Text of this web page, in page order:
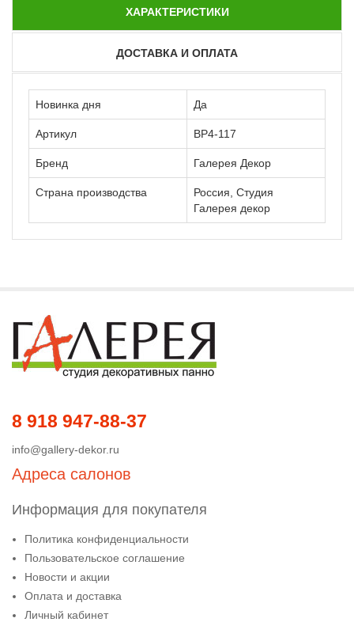
ХАРАКТЕРИСТИКИ
ДОСТАВКА И ОПЛАТА
Новинка дня Да
Артикул ВР4-117
Бренд Галерея Декор
Страна производства
Россия, Студия
Галерея декор
8 918 947-88-37
info@gallery-dekor.ru
Адреса салонов
Информация для покупателя
Политика конфиденциальности
Пользовательское соглашение
Новости и акции
Оплата и доставка
Личный кабинет